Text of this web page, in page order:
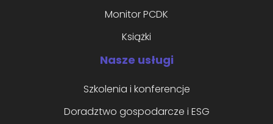
Monitor PCDK
Książki
Nasze usługi
Szkolenia i konferencje
Doradztwo gospodarcze i ESG